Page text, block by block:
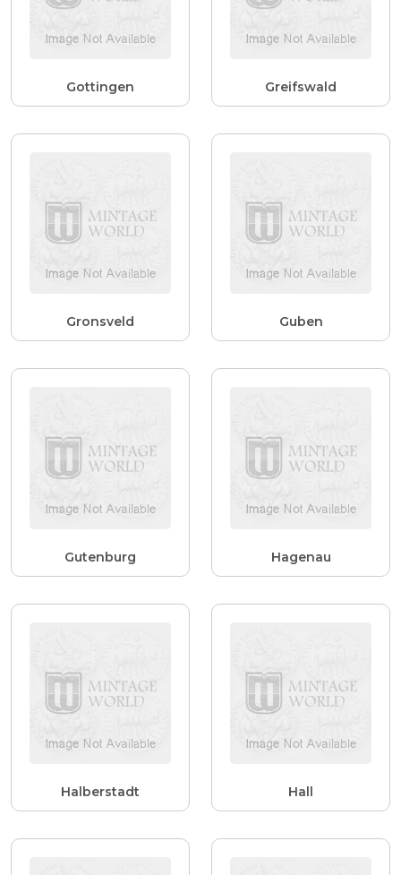
Gottingen Greifswald
Gronsveld Guben
Gutenburg Hagenau
Halberstadt Hall